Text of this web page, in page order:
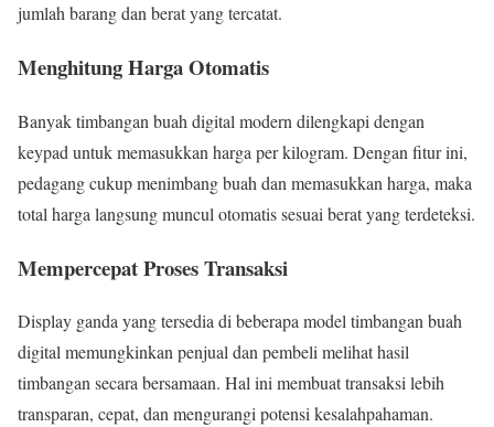
jumlah barang dan berat yang tercatat.
Menghitung Harga Otomatis
Banyak timbangan buah digital modern dilengkapi dengan
keypad untuk memasukkan harga per kilogram. Dengan fitur ini,
pedagang cukup menimbang buah dan memasukkan harga, maka
total harga langsung muncul otomatis sesuai berat yang terdeteksi.
Mempercepat Proses Transaksi
Display ganda yang tersedia di beberapa model timbangan buah
digital memungkinkan penjual dan pembeli melihat hasil
timbangan secara bersamaan. Hal ini membuat transaksi lebih
transparan, cepat, dan mengurangi potensi kesalahpahaman.